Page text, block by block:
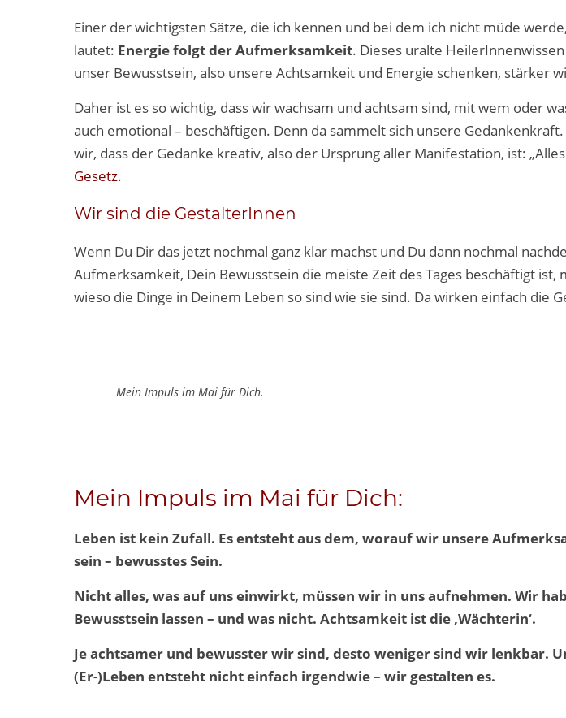
Einer der wichtigsten Sätze, die ich kennen und bei dem ich nicht müde
lautet: Energie folgt der Aufmerksamkeit. Dieses uralte
unser Bewusstsein, also unsere Achtsamkeit und Energie schenken, stärker
Daher ist es so wichtig, dass wir wachsam und achtsam sind, mit wem oder
auch emotional – beschäftigen. Denn da sammelt sich unsere
wir, dass der Gedanke kreativ, also der Ursprung aller Manifestation, ist:
Gesetz.
Wir sind die GestalterInnen
Wenn Du Dir das jetzt nochmal ganz klar machst und Du dann nochmal
Aufmerksamkeit, Dein Bewusstsein die meiste Zeit des Tages beschäftigt ist,
wieso die Dinge in Deinem Leben so sind wie sie sind. Da wirken einfach die
Mein Impuls im Mai für Dich.
Mein Impuls im Mai für Dich:
Leben ist kein Zufall. Es entsteht aus dem, worauf wir unsere
sein – bewusstes Sein.
Nicht alles, was auf uns einwirkt, müssen wir in uns aufnehmen. Wir
Bewusstsein lassen – und was nicht. Achtsamkeit ist die ‚Wächterin‘.
Je achtsamer und bewusster wir sind, desto weniger sind wir lenkbar.
(Er-)Leben entsteht nicht einfach irgendwie – wir gestalten es.